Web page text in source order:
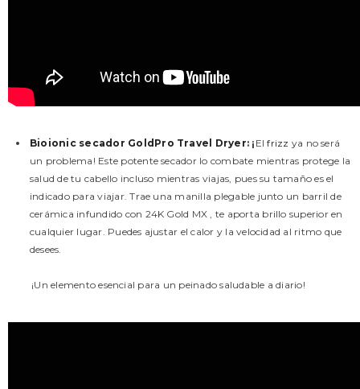
Bioionic secador GoldPro Travel Dryer: ¡ Elfrizz ya no será
un problema! Este potente secador lo combate mientras protege la
salud de tu cabello incluso mientras viajas, pues su tamaño es el
indicado para viajar. Trae una manilla plegable junto un barril de
cerámica infundido con 24K Gold MX , te aporta brillo superior en
cualquier lugar. Puedes ajustar el calor y la velocidad al ritmo que
desees.
¡Un elemento esencial para un peinado saludable a diario!